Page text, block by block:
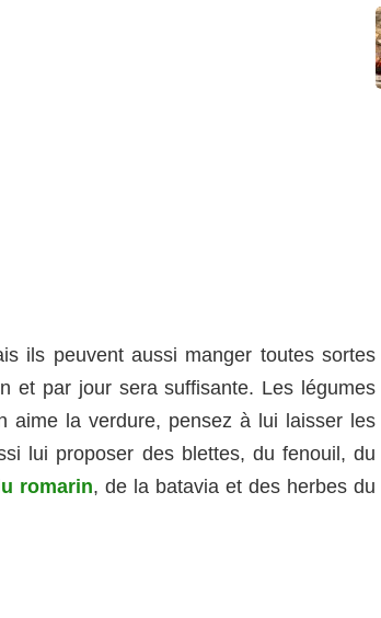
ils peuvent aussi manger toutes sortes
et par jour sera suffisante. Les légumes
aime la verdure, pensez à lui laisser les
lui proposer des blettes, du fenouil, du
romarin, de la batavia et des herbes du